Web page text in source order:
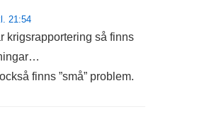
21:54
krigsrapportering så finns
finns ”små” problem.